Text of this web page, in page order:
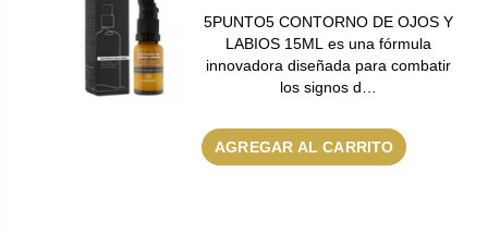
5PUNTO5 CONTORNO DE OJOS Y
LABIOS 15ML es una fórmula
innovadora diseñada para combatir
los signos d…
AGREGAR AL CARRITO